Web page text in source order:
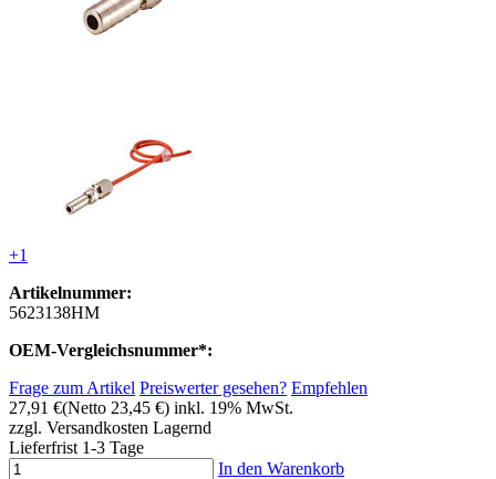
+1
Artikelnummer:
5623138HM
OEM-Vergleichsnummer*:
Frage zum Artikel Preiswerter gesehen? Empfehlen
27,91 €(Netto 23,45 €) inkl. 19% MwSt.
zzgl. Versandkosten Lagernd
Lieferfrist 1-3 Tage
In den Warenkorb